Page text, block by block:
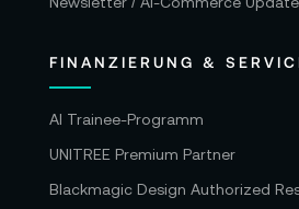
FINANZIERUNG &
AI Trainee-Programm
UNITREE Premium Partner
Blackmagic Design Authorized